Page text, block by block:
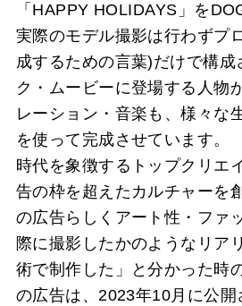
「HAPPY HOLIDAYS」を
実際のモデル撮影は行わずプ
成するための言葉)だけで構成
ク・ムービーに登場する人物
レーション・音楽も、様々な
を使って完成させています。
時代を象徴するトップクリエ
告の枠を超えたカルチャーを
の広告らしくアート性・ファ
際に撮影したかのようなリア
術で制作した」と分かった時
の広告は、2023年10月に公